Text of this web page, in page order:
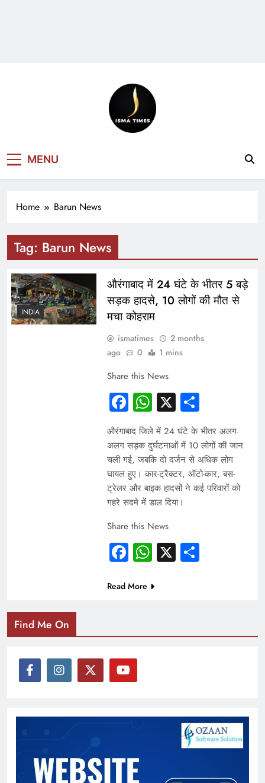
NEWS
MENU
Home Barun News
Tag: Barun News
INDIA
औरंगाबाद में 24 घंटे के भीतर 5 बड़े
सड़क हादसे, 10 लोगों की मौत से
मचा कोहराम
ismatimes
2 months
ago
0 1 mins
Share this News
Facebook
WhatsApp
X Share
औरंगाबाद जिले में 24 घंटे के भीतर अलग-
अलग सड़क दुर्घटनाओं में 10 लोगों की जान
चली गई, जबकि दो दर्जन से अधिक लोग
घायल हुए। कार-ट्रैक्टर, ऑटो-कार, बस-
ट्रेलर और बाइक हादसों ने कई परिवारों को
गहरे सदमे में डाल दिया।
Share this News
Facebook
WhatsApp
X Share
Read More
Find Me On